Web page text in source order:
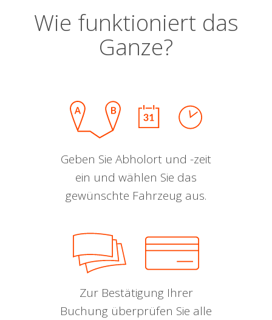
Wie funktioniert das
Ganze?
Geben Sie Abholort und -zeit
ein und wählen Sie das
gewünschte Fahrzeug aus.
Zur Bestätigung Ihrer
Buchung überprüfen Sie alle